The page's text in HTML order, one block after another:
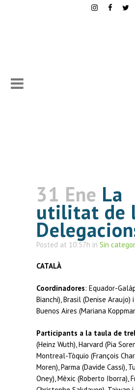
31 Ene La
utilitat de
Posted at 10:57h in Sin
CATALÀ
Coordinadores: Equador-
Bianchi), Brasil (Denise Araujo)
Buenos Aires (Mariana
Participants a la taula de
(Heinz Wuth), Harvard (Pia
Montreal-Tòquio (François
Moren), Parma (Davide Cassi),
Oney), Mèxic (Roberto Iborra),